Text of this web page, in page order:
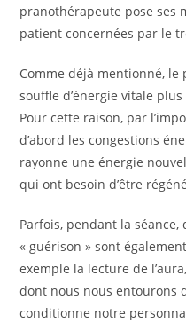
pranothérapeute pose ses
patient concernées par le
Comme déjà mentionné, le
souffle d’énergie vitale
Pour cette raison, par
d’abord les congestions
rayonne une énergie
qui ont besoin d’être
Parfois, pendant la séance,
« guérison » sont
exemple la lecture de
dont nous nous entourons
conditionne notre